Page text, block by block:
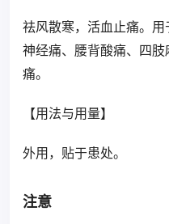
祛风散寒，活血止痛。用
神经痛、腰背酸痛、四
痛。
【用法与用量】
外用，贴于患处。
注意